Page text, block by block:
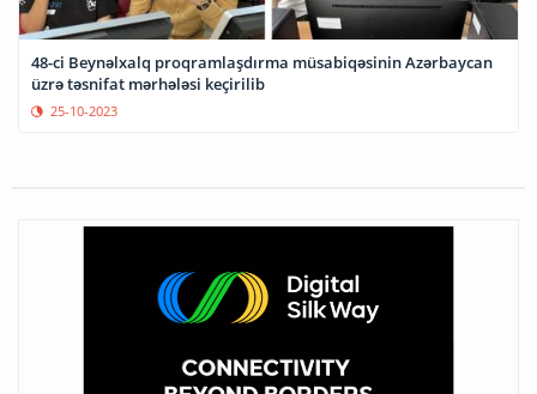
48-ci Beynəlxalq proqramlaşdırma müsabiqəsinin Azərbaycan
üzrə təsnifat mərhələsi keçirilib
25-10-2023